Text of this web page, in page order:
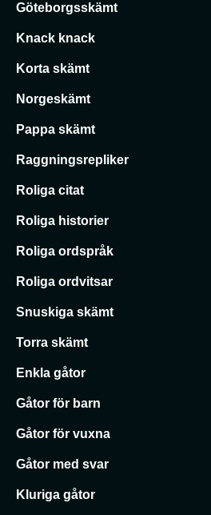
Göteborgsskämt
Knack knack
Korta skämt
Norgeskämt
Pappa skämt
Raggningsrepliker
Roliga citat
Roliga historier
Roliga ordspråk
Roliga ordvitsar
Snuskiga skämt
Torra skämt
Enkla gåtor
Gåtor för barn
Gåtor för vuxna
Gåtor med svar
Kluriga gåtor